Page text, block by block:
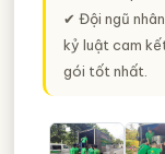
✔ Đội ngũ
kỷ luật cam
gói tốt nhất.